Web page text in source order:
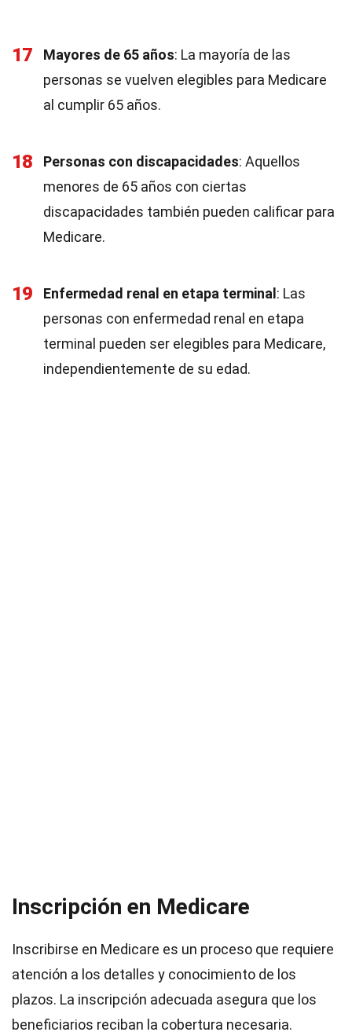
17 Mayores de 65 años: La mayoría de las
personas se vuelven elegibles para Medicare
al cumplir 65 años.
18 Personas con discapacidades: Aquellos
menores de 65 años con ciertas
discapacidades también pueden calificar para
Medicare.
19 Enfermedad renal en etapa terminal : Las
personas con enfermedad renal en etapa
terminal pueden ser elegibles para Medicare,
independientemente de su edad.
Inscripción en Medicare
Inscribirse en Medicare es un proceso que requiere
atención a los detalles y conocimiento de los
plazos. La inscripción adecuada asegura que los
beneficiarios reciban la cobertura necesaria.